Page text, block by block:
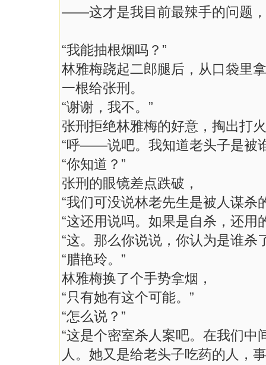
——这才是我目前最辣手的问题
“我能抽根烟吗？”
林雅梅跷起二郎腿后，从口袋里
一根给张刑。
“谢谢，我不。”
张刑拒绝林雅梅的好意，掏出打
“呼——说吧。我知道老头子是被
“你知道？”
张刑的眼镜差点跌破，
“我们可没说林老先生是被人谋杀
“这还用说吗。如果是自杀，还用
“这。那么你说说，你认为是谁杀
“腊艳玲。”
林雅梅换了个手势拿烟，
“只有她有这个可能。”
“怎么说？”
“这是个密室杀人案吧。在我们
人。她又是给老头子吃药的人，